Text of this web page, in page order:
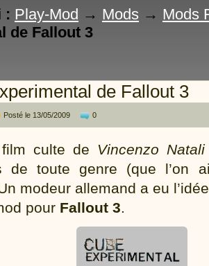
: Play-Mod → Mods → Mods
de Fallout 3
de Fallout 3
Posté le 13/05/2009 0
culte de Vincenzo Natali
de toute genre (que l’on
modeur allemand a eu
pour Fallout 3.